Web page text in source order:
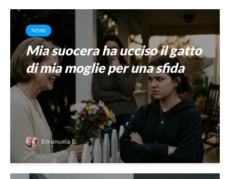
NEWS
Mia suocera ha ucciso il gatto
di mia moglie per una sfida
Emanuela B.